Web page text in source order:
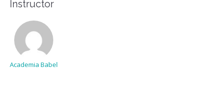
Instructor
Academia Babel